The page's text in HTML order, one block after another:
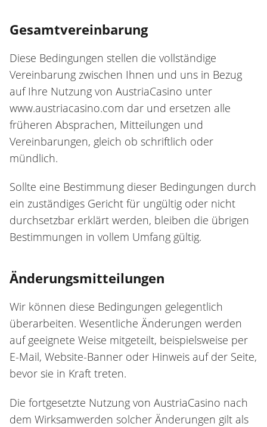
Gesamtvereinbarung
Diese Bedingungen stellen die vollständige
Vereinbarung zwischen Ihnen und uns in Bezug
auf Ihre Nutzung von AustriaCasino unter
www.austriacasino.com dar und ersetzen alle
früheren Absprachen, Mitteilungen und
Vereinbarungen, gleich ob schriftlich oder
mündlich.
Sollte eine Bestimmung dieser Bedingungen durch
ein zuständiges Gericht für ungültig oder nicht
durchsetzbar erklärt werden, bleiben die übrigen
Bestimmungen in vollem Umfang gültig.
Änderungsmitteilungen
Wir können diese Bedingungen gelegentlich
überarbeiten. Wesentliche Änderungen werden
auf geeignete Weise mitgeteilt, beispielsweise per
E-Mail, Website-Banner oder Hinweis auf der Seite,
bevor sie in Kraft treten.
Die fortgesetzte Nutzung von AustriaCasino nach
dem Wirksamwerden solcher Änderungen gilt als